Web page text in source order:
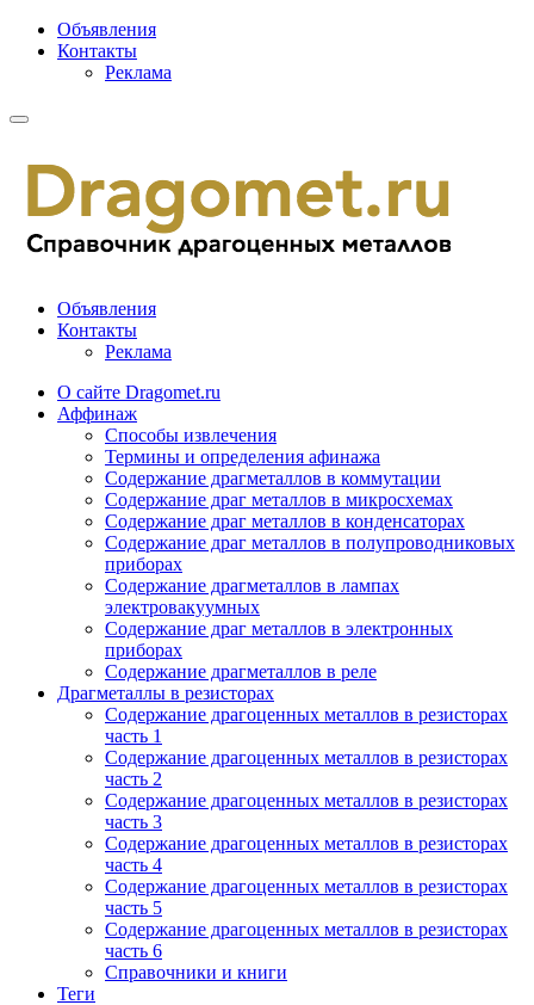
Объявления
Контакты
Реклама
Объявления
Контакты
Реклама
О сайте Dragomet.ru
Аффинаж
Способы извлечения
Термины и определения афинажа
Содержание драгметаллов в коммутации
Содержание драг металлов в микросхемах
Содержание драг металлов в конденсаторах
Содержание драг металлов в полупроводниковых
приборах
Содержание драгметаллов в лампах
электровакуумных
Содержание драг металлов в электронных
приборах
Содержание драгметаллов в реле
Драгметаллы в резисторах
Содержание драгоценных металлов в резисторах
часть 1
Содержание драгоценных металлов в резисторах
часть 2
Содержание драгоценных металлов в резисторах
часть 3
Содержание драгоценных металлов в резисторах
часть 4
Содержание драгоценных металлов в резисторах
часть 5
Содержание драгоценных металлов в резисторах
часть 6
Справочники и книги
Теги